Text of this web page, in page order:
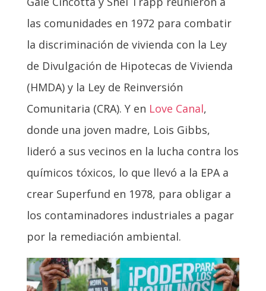
las comunidades en 1972 para combatir
la discriminación de vivienda con la Ley
de Divulgación de Hipotecas de Vivienda
(HMDA) y la Ley de Reinversión
Comunitaria (CRA). Y en Love Canal,
donde una joven madre, Lois Gibbs,
lideró a sus vecinos en la lucha contra los
químicos tóxicos, lo que llevó a la EPA a
crear Superfund en 1978, para obligar a
los contaminadores industriales a pagar
por la remediación ambiental.